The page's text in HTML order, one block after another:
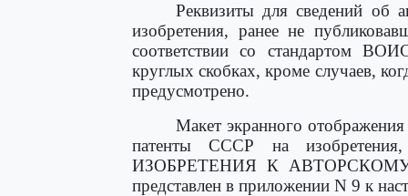
Реквизиты для сведений об
изобретения, ранее не
соответствии со стандартом
круглых скобках, кроме случаев,
предусмотрено.
Макет экранного отображения
патенты СССР на
ИЗОБРЕТЕНИЯ К АВТОРСКОМУ
представлен в приложении N 9 к